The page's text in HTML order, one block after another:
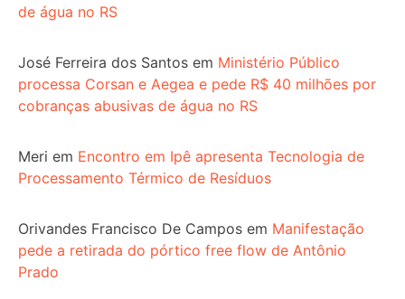
de água no RS
José Ferreira dos Santos em Ministério Público
processa Corsan e Aegea e pede R$ 40 milhões por
cobranças abusivas de água no RS
Meri em Encontro em Ipê apresenta Tecnologia de
Processamento Térmico de Resíduos
Orivandes Francisco De Campos em Manifestação
pede a retirada do pórtico free flow de Antônio
Prado